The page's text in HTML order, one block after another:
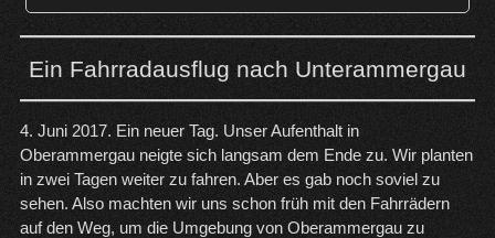
Ein Fahrradausflug nach Unterammergau
4. Juni 2017. Ein neuer Tag. Unser Aufenthalt in
Oberammergau neigte sich langsam dem Ende zu. Wir planten
in zwei Tagen weiter zu fahren. Aber es gab noch soviel zu
sehen. Also machten wir uns schon früh mit den Fahrrädern
auf den Weg, um die Umgebung von Oberammergau zu